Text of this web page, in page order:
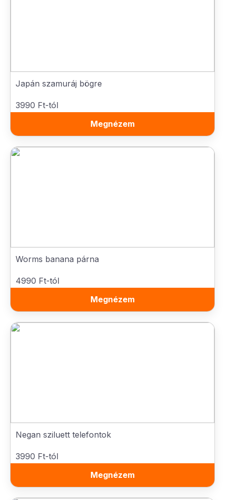
Japán szamuráj bögre
3990 Ft-tól
Megnézem
Worms banana párna
4990 Ft-tól
Megnézem
Negan sziluett telefontok
3990 Ft-tól
Megnézem